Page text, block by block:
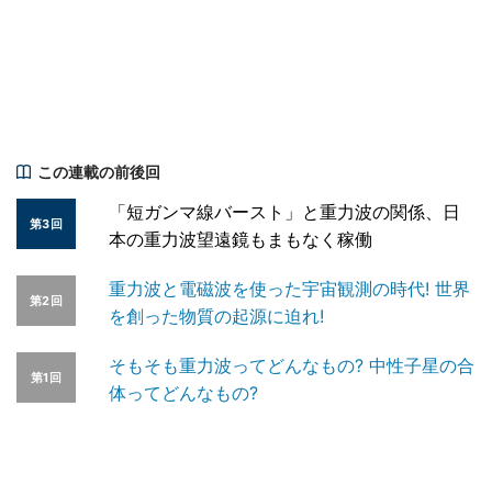
この連載の前後回
第3回
「短ガンマ線バースト」と重力波の関係、日
本の重力波望遠鏡もまもなく稼働
第2回
重力波と電磁波を使った宇宙観測の時代! 世界
を創った物質の起源に迫れ!
第1回
そもそも重力波ってどんなもの? 中性子星の合
体ってどんなもの?